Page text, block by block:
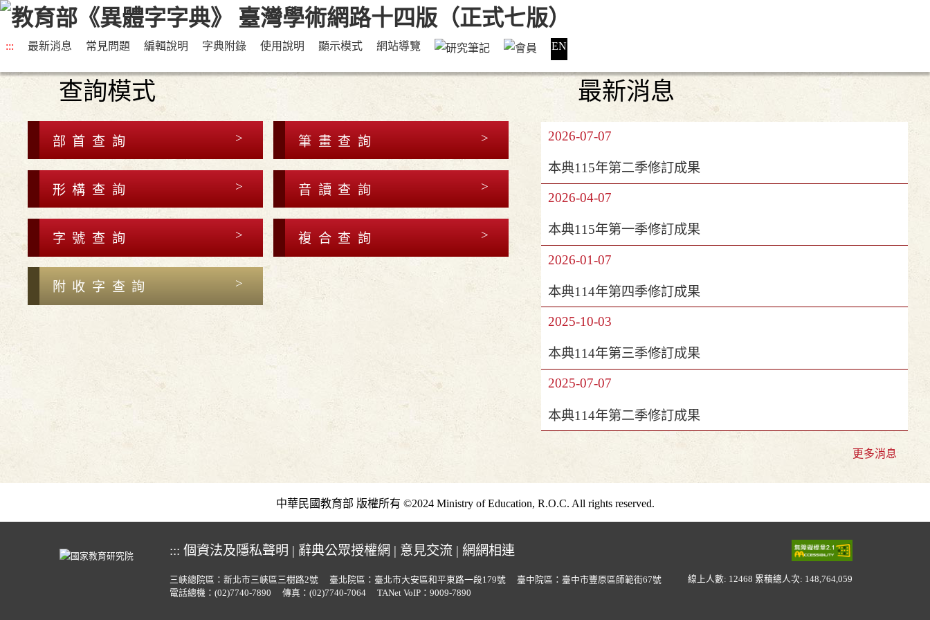
::: 最新消息 常見問題 編輯說明 字典附錄 使用說明 顯示模式 網站導覽 EN
查詢模式
部首查詢 筆畫查詢
形構查詢 音讀查詢
字號查詢 複合查詢
附收字查詢
最新消息
2026-07-07
本典115年第二季修訂成果
2026-04-07
本典115年第一季修訂成果
2026-01-07
本典114年第四季修訂成果
2025-10-03
本典114年第三季修訂成果
2025-07-07
本典114年第二季修訂成果
更多消息
中華民國教育部 版權所有 ©2024 Ministry of Education, R.O.C. All rights reserved.
::: 個資法及隱私聲明 | 辭典公眾授權網 | 意見交流 | 網網相連
三峽總院區：新北市三峽區三樹路2號 臺北院區：臺北市大安區和平東路一段179號
臺中院區：臺中市豐原區師範街67號
電話總機： (02)7740-7890 傳真：(02)7740-7064 TANet VoIP：9009-7890
線上人數: 12468 累積總人次: 148,764,059